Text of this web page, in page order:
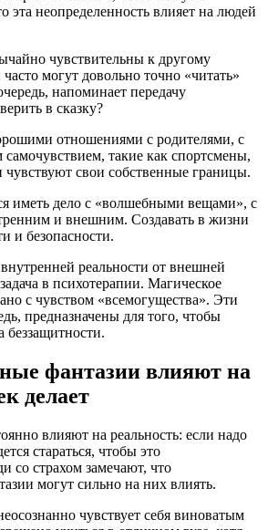
эта неопределенность влияет на людей
чувствительны к другому
могут довольно точно «читать»
напоминает передачу
в сказку?
отношениями с родителями, с
такие как спортсмены,
свои собственные границы.
иметь дело с «волшебными вещами», с
и внешним. Создавать в жизни
и безопасности.
реальности от внешней
в психотерапии. Магическое
с чувством «всемогущества». Эти
предназначены для того, чтобы
беззащитности.
фантазии влияют на
делает
влияют на реальность: если надо
стараться, чтобы это
со страхом замечают, что
могут сильно на них влиять.
чувствует себя виноватым